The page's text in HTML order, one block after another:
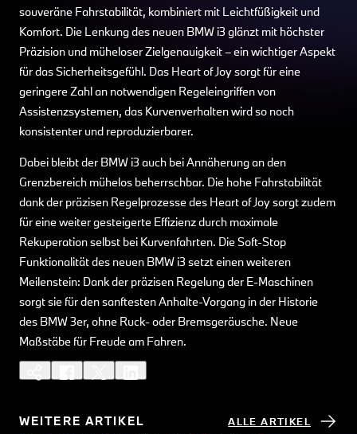
souveräne Fahrstabilität, kombiniert mit Leichtfüßigkeit und
Komfort. Die Lenkung des neuen BMW i3 glänzt mit höchster
Präzision und müheloser Zielgenauigkeit – ein wichtiger Aspekt
für das Sicherheitsgefühl. Das Heart of Joy sorgt für eine
geringere Zahl an notwendigen Regeleingriffen von
Assistenzsystemen, das Kurvenverhalten wird so noch
konsistenter und reproduzierbarer.
Dabei bleibt der BMW i3 auch bei Annäherung an den
Grenzbereich mühelos beherrschbar. Die hohe Fahrstabilität
dank der präzisen Regelprozesse des Heart of Joy sorgt zudem
für eine weiter gesteigerte Effizienz durch maximale
Rekuperation selbst bei Kurvenfahrten. Die Soft-Stop
Funktionalität des neuen BMW i3 setzt einen weiteren
Meilenstein: Dank der präzisen Regelung der E-Maschinen
sorgt sie für den sanftesten Anhalte-Vorgang in der Historie
des BMW 3er, ohne Ruck- oder Bremsgeräusche. Neue
Maßstäbe für Freude am Fahren.
WEITERE ARTIKEL ALLE ARTIKEL